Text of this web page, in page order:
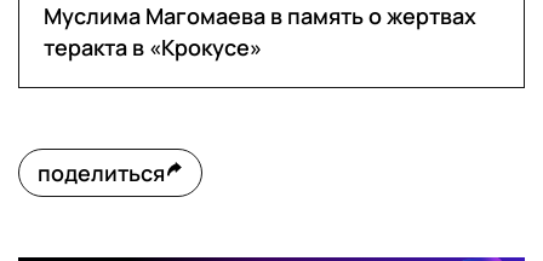
Муслима Магомаева в память о жертвах
теракта в «Крокусе»
поделиться